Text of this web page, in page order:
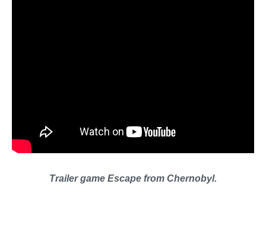
Trailer game Escape from Chernobyl.